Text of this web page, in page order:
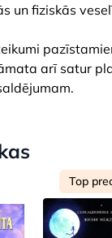
un fiziskās
arī satur
Top